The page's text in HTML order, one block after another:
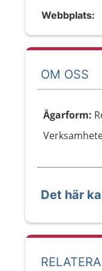
Webbplats:
OM OSS
Ägarform:
Det här